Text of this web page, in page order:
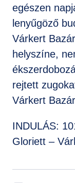
egészen
lenyűgöző
Várkert
helyszíne,
rejtett
Várkert
INDULÁS:
Gloriett –